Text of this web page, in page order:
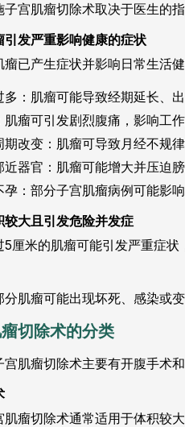
子宫肌瘤切除术取决于医生的
引发严重影响健康的症状
瘤已产生症状并影响日常生活健
多：肌瘤可能导致经期延长、
肌瘤可引发剧烈腹痛，影响工作
期改变：肌瘤可导致月经不规
近器官：肌瘤可能增大并压迫
孕：部分子宫肌瘤病例可能影响
较大且引发危险并发症
5厘米的肌瘤可能引发严重症
分肌瘤可能出现坏死、感染或
切除术的分类
宫肌瘤切除术主要有开腹手术和
肌瘤切除术通常适用于体积较